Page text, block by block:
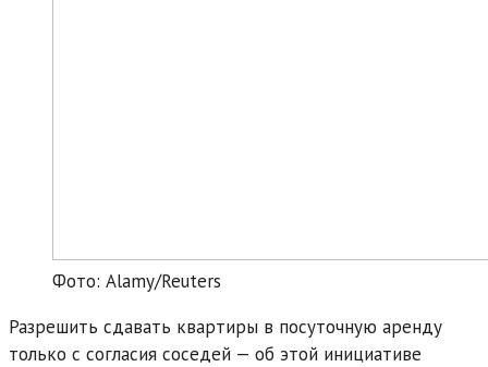
Фото: Alamy/Reuters
Разрешить сдавать квартиры в посуточную аренду
только с согласия соседей — об этой инициативе